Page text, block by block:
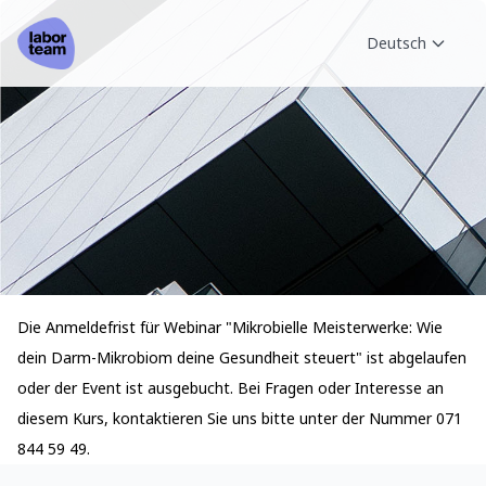
Deutsch
Die Anmeldefrist für Webinar "Mikrobielle Meisterwerke: Wie
dein Darm-Mikrobiom deine Gesundheit steuert" ist abgelaufen
oder der Event ist ausgebucht. Bei Fragen oder Interesse an
diesem Kurs, kontaktieren Sie uns bitte unter der Nummer 071
844 59 49.